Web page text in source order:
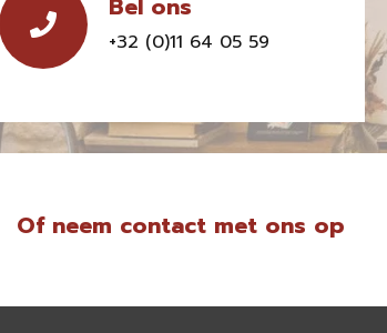
Bel ons
+32 (0)11 64 05 59
Of neem contact met ons op